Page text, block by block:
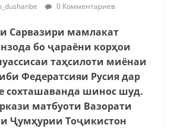
0 Комментариев
Сарвазири мамлакат
бо ҷараёни корҳои
таҳсилоти миёнаи
Федератсияи Русия дар
сохташаванда шинос шуд.
матбуоти Вазорати
Ҷумҳурии Тоҷикистон